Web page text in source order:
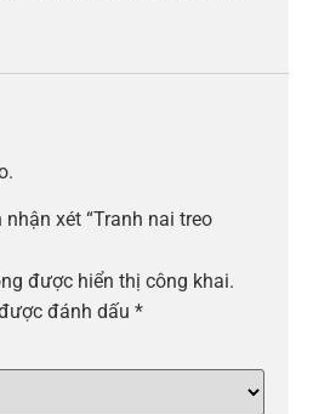
xét “Tranh nai treo
được hiển thị công khai.
đánh dấu *